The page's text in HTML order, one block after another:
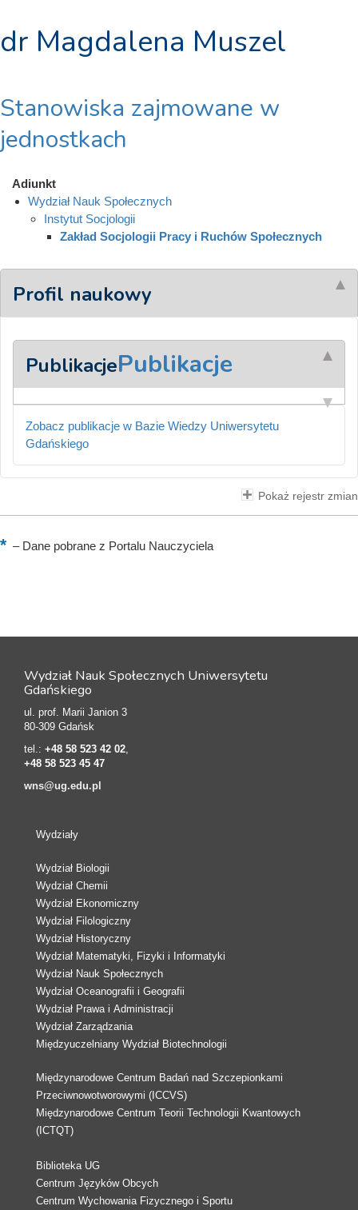
dr Magdalena Muszel
Stanowiska zajmowane w
jednostkach
Adiunkt
Wydział Nauk Społecznych
Instytut Socjologii
Zakład Socjologii Pracy i Ruchów Społecznych
Profil naukowy
PublikacjePublikacje
Zobacz publikacje w Bazie Wiedzy Uniwersytetu
Gdańskiego
Pokaż rejestr zmian
–Dane pobrane z Portalu Nauczyciela
Wydział Nauk Społecznych Uniwersytetu
Gdańskiego
ul. prof. Marii Janion 3
80-309 Gdańsk
tel.: +48 58 523 42 02,
+48 58 523 45 47
wns@ug.edu.pl
Wydziały
Wydział Biologii
Wydział Chemii
Wydział Ekonomiczny
Wydział Filologiczny
Wydział Historyczny
Wydział Matematyki, Fizyki i Informatyki
Wydział Nauk Społecznych
Wydział Oceanografii i Geografii
Wydział Prawa i Administracji
Wydział Zarządzania
Międzyuczelniany Wydział Biotechnologii
Międzynarodowe Centrum Badań nad Szczepionkami
Przeciwnowotworowymi (ICCVS)
Międzynarodowe Centrum Teorii Technologii Kwantowych
(ICTQT)
Biblioteka UG
Centrum Języków Obcych
Centrum Wychowania Fizycznego i Sportu